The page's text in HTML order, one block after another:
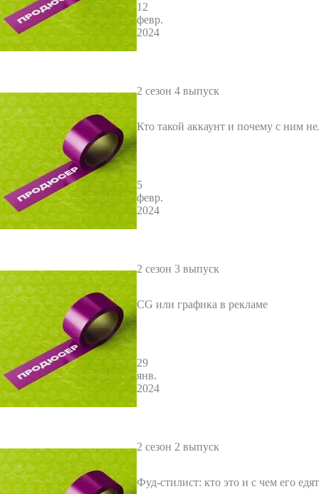
12
февр.
2024
2 сезон 4 выпуск
Кто такой аккаунт и почему с ним
5
февр.
2024
2 сезон 3 выпуск
СG или графика в рекламе
29
янв.
2024
2 сезон 2 выпуск
Фуд-стилист: кто это и с чем его